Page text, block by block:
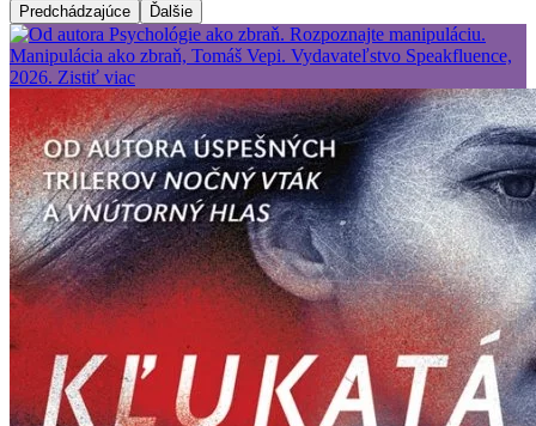
Predchádzajúce Ďalšie